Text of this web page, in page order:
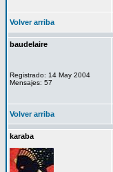
Volver arriba
baudelaire
Registrado: 14 May 2004
Mensajes: 57
Volver arriba
karaba